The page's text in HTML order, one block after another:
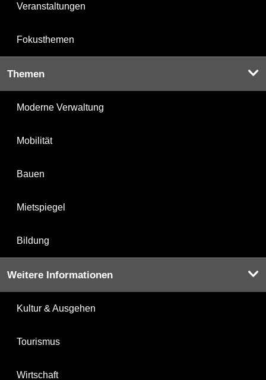
Veranstaltungen
Fokusthemen
Themen
Moderne Verwaltung
Mobilität
Bauen
Mietspiegel
Bildung
Weitere Informationen
Kultur & Ausgehen
Tourismus
Wirtschaft